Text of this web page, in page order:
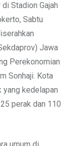
Stadion Gajah
Sabtu
Jawa
Perekonomian
Sonhaji. Kota
yang kedelapan
perak dan 110